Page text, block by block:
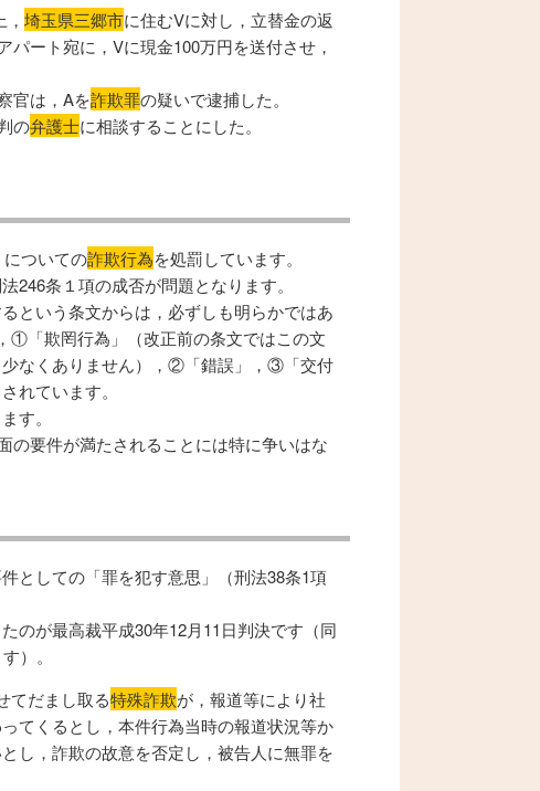
埼玉県三郷市に住むVに対し，立替金の返
ート宛に，Vに現金100万円を送付させ，
官は，Aを詐欺罪の疑いで逮捕した。
の弁護士に相談することにした。
ついての詐欺行為を処罰しています。
246条１項の成否が問題となります。
という条文からは，必ずしも明らかではあ
①「欺罔行為」（改正前の条文ではこの文
なくありません），②「錯誤」，③「交付
れています。
ます。
の要件が満たされることには特に争いはな
としての「罪を犯す意思」（刑法38条1項
のが最高裁平成30年12月11日判決です（同
）。
てだまし取る特殊詐欺が，報道等により社
てくるとし，本件行為当時の報道状況等か
し，詐欺の故意を否定し，被告人に無罪を